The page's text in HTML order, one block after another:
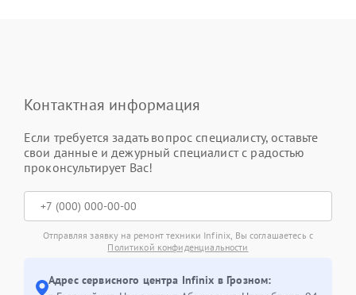
Контактная информация
Если требуется задать вопрос специалисту, оставьте
свои данные и дежурный специалист с радостью
проконсультирует Вас!
Отправляя заявку на ремонт техники Infinix, Вы соглашаетесь с
Политикой конфиденциальности
Адрес сервисного центра Infinix в Грозном: